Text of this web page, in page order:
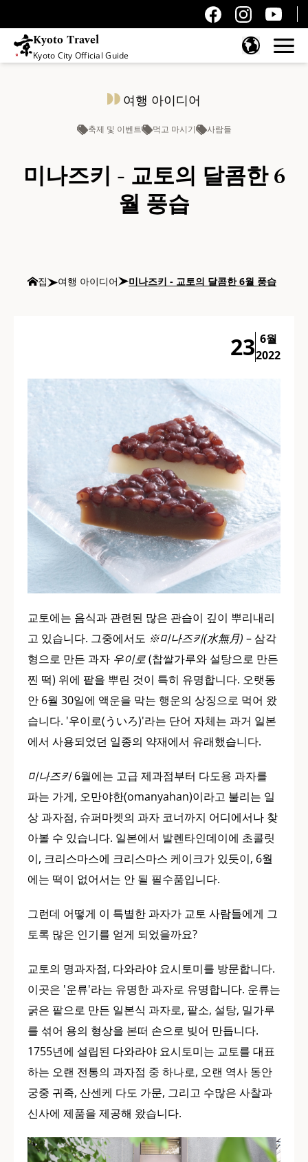
Kyoto Travel
Kyoto City Official Guide
여행 아이디어
축제 및 이벤트 먹고 마시기 사람들
미나즈키 - 교토의 달콤한 6
월 풍습
집 여행 아이디어 미나즈키 - 교토의 달콤한 6월 풍습
23 6월
2022
교토에는 음식과 관련된 많은 관습이 깊이 뿌리내리
고 있습니다. 그중에서도 ※미나즈키(水無月) – 삼각
형으로 만든 과자 우이로(찹쌀가루와 설탕으로 만든
찐 떡) 위에 팥을 뿌린 것이 특히 유명합니다. 오랫동
안 6월 30일에 액운을 막는 행운의 상징으로 먹어 왔
습니다. '우이로(ういろ)'라는 단어 자체는 과거 일본
에서 사용되었던 일종의 약재에서 유래했습니다.
미나즈키6월에는 고급 제과점부터 다도용 과자를
파는 가게, 오만야한(omanyahan)이라고 불리는 일
상 과자점, 슈퍼마켓의 과자 코너까지 어디에서나 찾
아볼 수 있습니다. 일본에서 발렌타인데이에 초콜릿
이, 크리스마스에 크리스마스 케이크가 있듯이, 6월
에는 떡이 없어서는 안 될 필수품입니다.
그런데 어떻게 이 특별한 과자가 교토 사람들에게 그
토록 많은 인기를 얻게 되었을까요?
교토의 명과자점, 다와라야 요시토미를 방문합니다.
이곳은 '운류'라는 유명한 과자로 유명합니다. 운류는
굵은 팥으로 만든 일본식 과자로, 팥소, 설탕, 밀가루
를 섞어 용의 형상을 본떠 손으로 빚어 만듭니다.
1755년에 설립된 다와라야 요시토미는 교토를 대표
하는 오랜 전통의 과자점 중 하나로, 오랜 역사 동안
궁중 귀족, 산센케 다도 가문, 그리고 수많은 사찰과
신사에 제품을 제공해 왔습니다.